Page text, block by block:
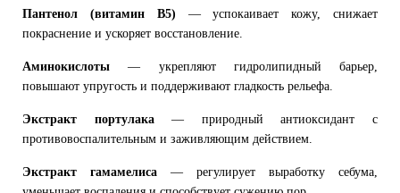
Пантенол (витамин B5) — успокаивает кожу, снижает
покраснение и ускоряет восстановление.
Аминокислоты — укрепляют гидролипидный барьер,
повышают упругость и поддерживают гладкость рельефа.
Экстракт портулака— природный антиоксидант с
противовоспалительным и заживляющим действием.
Экстракт гамамелиса — регулирует выработку себума,